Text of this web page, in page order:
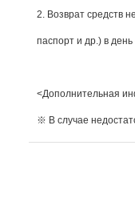
2. Возврат средств
паспорт и др.) в
<Дополнительная
※ В случае